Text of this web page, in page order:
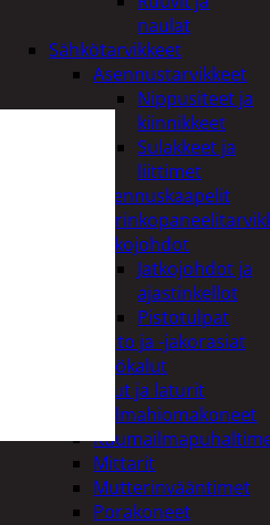
naulat
Sähkötarvikkeet
Asennustarvikkeet
Nippusiteet ja
kiinnikkeet
Sulakkeet ja
liittimet
Asennuskaapelit
Jatkojohdot
Jatkojohdot ja
ajastinkellot
Pistotulpat
Pisto ja -jakorasiat
Sähkötyökalut
Akut ja laturit
Kulmahiomakoneet
Mittarit
Mutterinvääntimet
Porakoneet